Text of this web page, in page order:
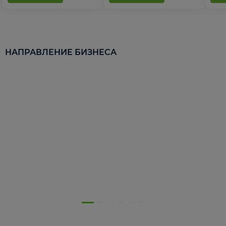
НАПРАВЛЕНИЕ БИЗНЕСА